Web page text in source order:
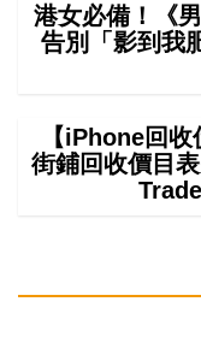
港女必備！《
告別「影到我
【iPhone回
街鋪回收價目